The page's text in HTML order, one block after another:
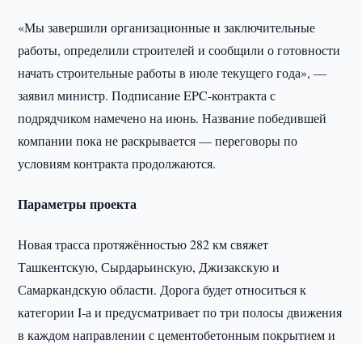
«Мы завершили организационные и заключительные
работы, определили строителей и сообщили о готовности
начать строительные работы в июле текущего года», —
заявил министр. Подписание EPC-контракта с
подрядчиком намечено на июнь. Название победившей
компании пока не раскрывается — переговоры по
условиям контракта продолжаются.
Параметры проекта
Новая трасса протяжённостью 282 км свяжет
Ташкентскую, Сырдарьинскую, Джизакскую и
Самаркандскую области. Дорога будет относиться к
категории I-а и предусматривает по три полосы движения
в каждом направлении с цементобетонным покрытием и